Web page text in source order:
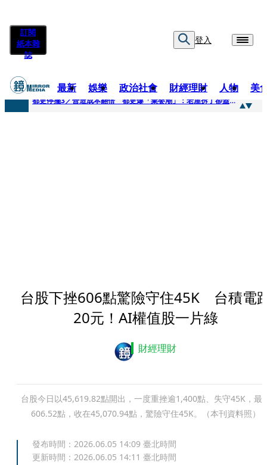
訂閱
紙本雜
誌
登入
最新 娛樂 政治社會 財經理財 人物 美
快訊
都更停擺3／營造成本翻倍 都更爆「棄嬰潮」：老屋拆了卻蓋不下去
台股下挫606點驚險守住45K 台積電
20元！AI權值股一片綠
財經理財
台股今日以45,619.82點開出，一度重挫逾1,400點、失守45K，最
606.52點，收在45,070.94點，驚險守住45K。（本刊資料照）
發布時間： 2026.06.05 14:09 臺北時間
更新時間： 2026.06.05 14:11 臺北時間